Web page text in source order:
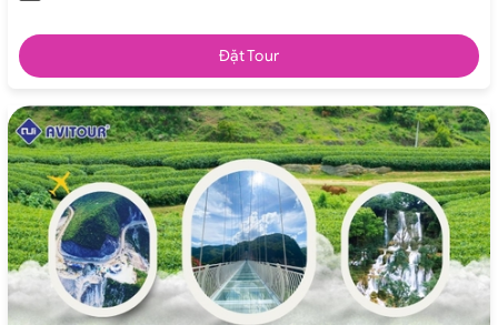
Đặt Tour